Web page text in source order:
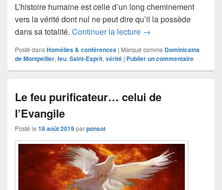
L’histoire humaine est celle d’un long cheminement
vers la vérité dont nul ne peut dire qu’il la possède
dans sa totalité. Continuer la lecture Le Saint-Esprit vous
→
Posté dansHomélies & conférences | Marqué comme Dominicains
de Montpellier,feu,Saint-Esprit,vérité | Publier un commentaire
Le feu purificateur… celui de
l’Evangile
Posté le 18 août 2019parponsot